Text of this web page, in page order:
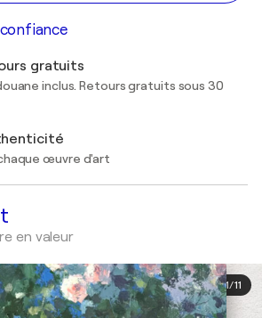
gratuits
inclus. Retours gratuits sous 30
œuvre d'art
en valeur
1/11